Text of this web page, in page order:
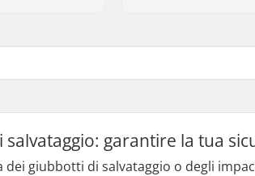
garantire la tua
dei giubbotti di salvataggio o degli